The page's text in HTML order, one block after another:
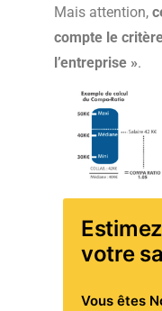
Mais attention,
compte le
l’entreprise ».
votre
Vous êtes